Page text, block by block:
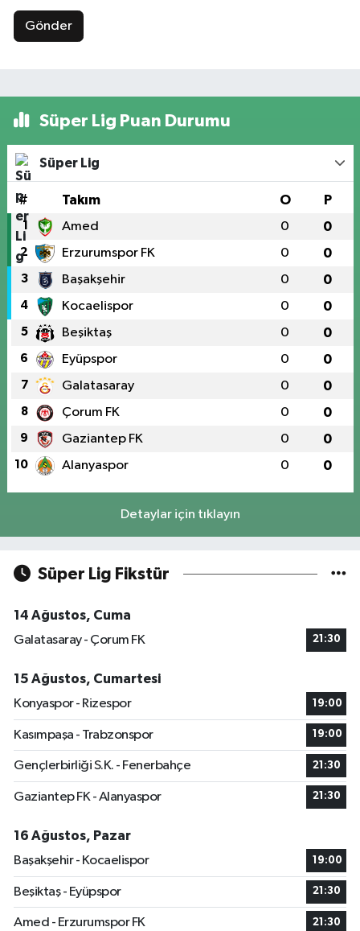
Gönder
Süper Lig Puan Durumu
Süper Lig
# Takım O P
1 Amed 0 0
2 Erzurumspor FK 0 0
3 Başakşehir 0 0
4 Kocaelispor 0 0
5 Beşiktaş 0 0
6 Eyüpspor 0 0
7 Galatasaray 0 0
8 Çorum FK 0 0
9 Gaziantep FK 0 0
10 Alanyaspor 0 0
Detaylar için tıklayın
Süper Lig Fikstür
14 Ağustos, Cuma
Galatasaray - Çorum FK
21:30
15 Ağustos, Cumartesi
Konyaspor - Rizespor
19:00
Kasımpaşa - Trabzonspor 19:00
Gençlerbirliği S.K. - Fenerbahçe 21:30
Gaziantep FK - Alanyaspor 21:30
16 Ağustos, Pazar
Başakşehir - Kocaelispor
19:00
Beşiktaş - Eyüpspor 21:30
Amed - Erzurumspor FK 21:30